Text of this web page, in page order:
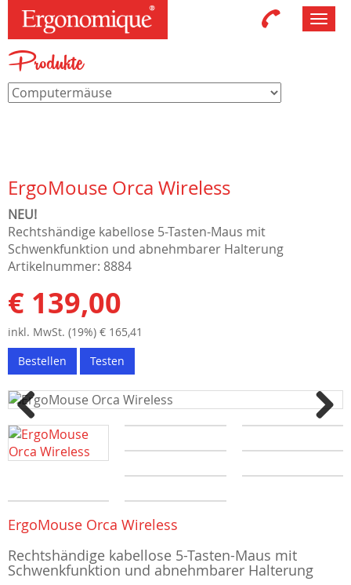
Produkte
ErgoMouse Orca Wireless
NEU!
Rechtshändige kabellose 5-Tasten-Maus mit
Schwenkfunktion und abnehmbarer Halterung
Artikelnummer: 8884
€ 139,00
inkl. MwSt. (19%) € 165,41
Bestellen Testen
Previous
ErgoMouse Orca Wireless
Rechtshändige kabellose 5-Tasten-Maus mit
Schwenkfunktion und abnehmbarer Halterung